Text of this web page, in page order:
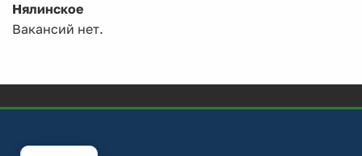
Нялинское
Вакансий нет.